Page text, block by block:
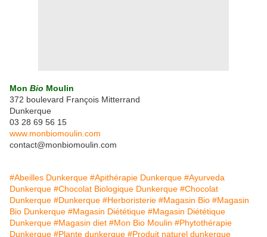
Mon Bio Moulin
372 boulevard François Mitterrand
Dunkerque
03 28 69 56 15
www.monbiomoulin.com
contact@monbiomoulin.com
#Abeilles Dunkerque #Apithérapie Dunkerque #Ayurveda
Dunkerque #Chocolat Biologique Dunkerque #Chocolat
Dunkerque #Dunkerque #Herboristerie #Magasin Bio #Magasin
Bio Dunkerque #Magasin Diététique #Magasin Diététique
Dunkerque #Magasin diet #Mon Bio Moulin #Phytothérapie
Dunkerque #Plante dunkerque #Produit naturel dunkerque